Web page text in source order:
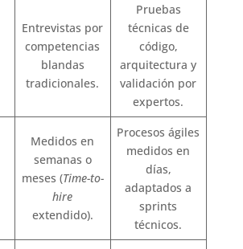
Entrevistas por
competencias
blandas
tradicionales.
Pruebas
técnicas de
código,
arquitectura y
validación por
expertos.
Medidos en
semanas o
meses (Time-to-
hire
extendido).
Procesos ágiles
medidos en
días,
adaptados a
sprints
técnicos.